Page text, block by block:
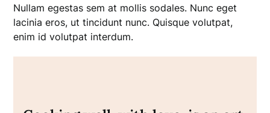
Nullam egestas sem at mollis sodales. Nunc eget
lacinia eros, ut tincidunt nunc. Quisque volutpat,
enim id volutpat interdum.